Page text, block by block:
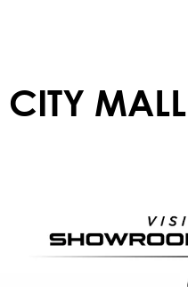
CITY MALL